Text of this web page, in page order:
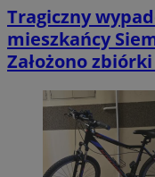
Tragiczny
mieszkańcy
Założono